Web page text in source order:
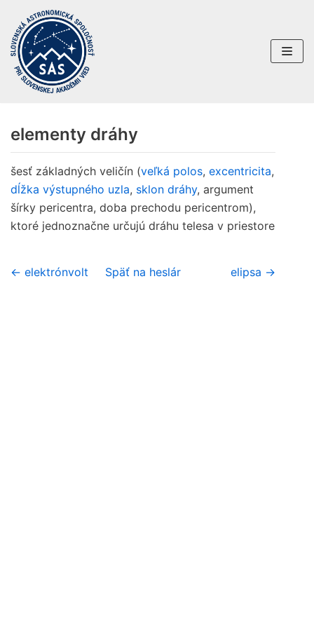
Preskočiť
na
obsah
elementy dráhy
šesť základných veličín (veľká polos, excentricita,
dĺžka výstupného uzla, sklon dráhy, argument
šírky pericentra, doba prechodu pericentrom),
ktoré jednoznačne určujú dráhu telesa v priestore
← elektrónvolt Späť na heslár elipsa →